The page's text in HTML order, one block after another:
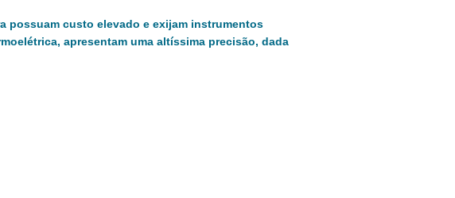
possuam custo elevado e exijam instrumentos
apresentam uma altíssima precisão, dada